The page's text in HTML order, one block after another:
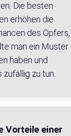
Die besten
erhöhen die
des Opfers,
man ein Muster
haben und
zu tun.
Vorteile einer